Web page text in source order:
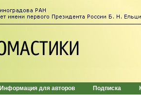
Информация для авторов Подписка